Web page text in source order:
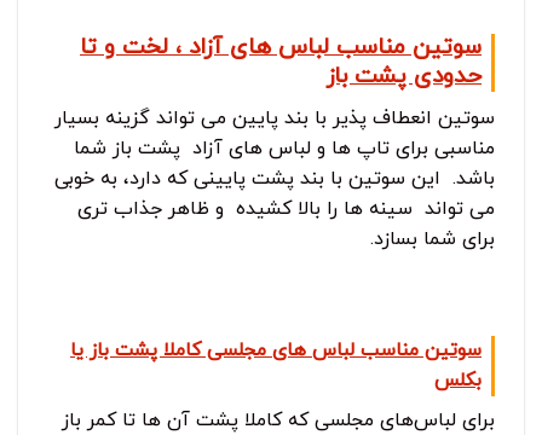
سوتین مناسب لباس های آزاد ، لخت و تا
حدودی پشت باز
سوتین انعطاف پذیر با بند پایین می تواند گزینه بسیار
مناسبی برای تاپ ها و لباس های آزاد پشت باز شما
باشد. این سوتین با بند پشت پایینی که دارد، به خوبی
می تواند سینه ها را بالا کشیده و ظاهر جذاب تری
برای شما بسازد.
سوتین مناسب لباس های مجلسی کاملا پشت باز یا
بکلس
برای لباس‌های مجلسی که کاملا پشت آن ها تا کمر باز